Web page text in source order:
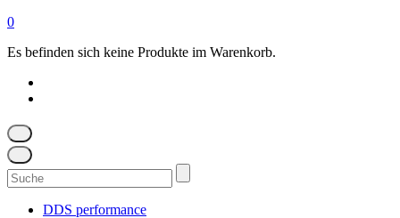
0
Es befinden sich keine Produkte im Warenkorb.
Suchen
nach:
DDS performance